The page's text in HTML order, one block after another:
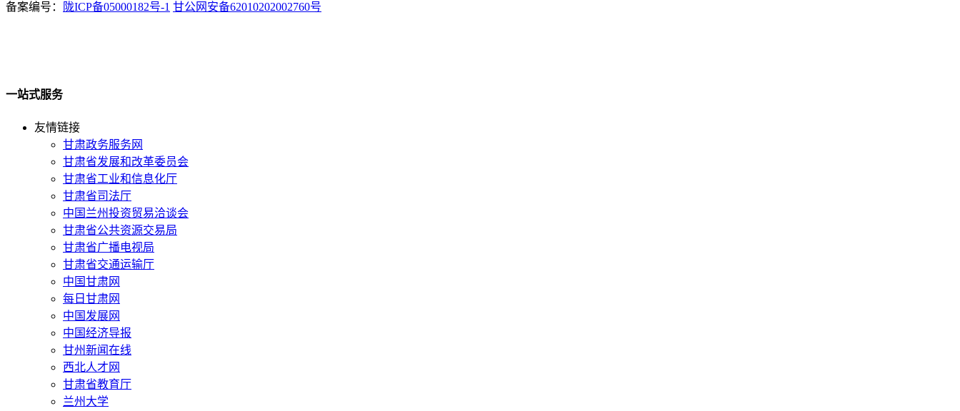
备案编号： 陇ICP备05000182号-1 甘公网安备62010202002760号
一站式服务
友情链接
甘肃政务服务网
甘肃省发展和改革委员会
甘肃省工业和信息化厅
甘肃省司法厅
中国兰州投资贸易洽谈会
甘肃省公共资源交易局
甘肃省广播电视局
甘肃省交通运输厅
中国甘肃网
每日甘肃网
中国发展网
中国经济导报
甘州新闻在线
西北人才网
甘肃省教育厅
兰州大学